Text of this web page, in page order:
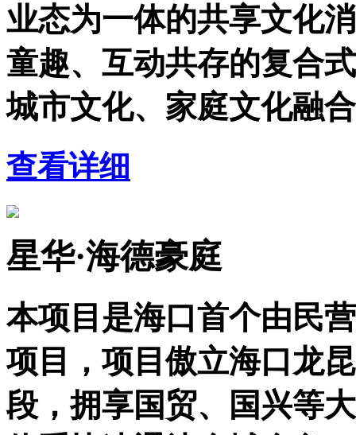
业态为一体的共享文化
童趣、互动共存的复合
城市文化、家庭文化融
查看详细
星华·海德豪庭
本项目是海口首个由民
项目，项目傲立海口龙
段，拥享国贸、国兴等